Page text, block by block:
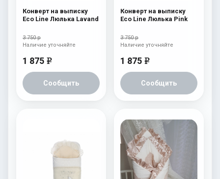
Конверт на выписку
Eco Line Люлька Lavand
3 750 р
1 875 e
Сообщить
Наличие уточняйте
Конверт на выписку
Eco Line Люлька Pink
3 750 р
1 875 e
Сообщить
Наличие уточняйте